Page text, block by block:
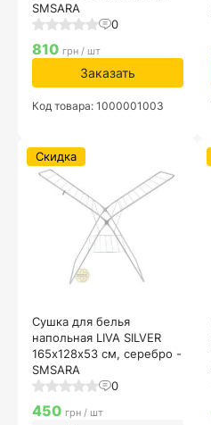
SMSARA
0
810 грн / шт
Заказать
Код товара: 1000001003
Сушка для белья
напольная LIVA SILVER
165х128х53 см, серебро -
SMSARA
0
Скидка
450 грн / шт